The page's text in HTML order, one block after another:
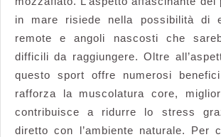
in mare risiede nella possibilità di
remote e angoli nascosti che
difficili da raggiungere. Oltre
questo sport offre numerosi
rafforza la muscolatura core,
contribuisce a ridurre lo stress
diretto con l’ambiente naturale. Per